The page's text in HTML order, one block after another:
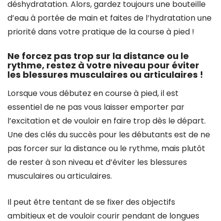
déshydratation. Alors, gardez toujours une bouteille
d’eau à portée de main et faites de l’hydratation une
priorité dans votre pratique de la course à pied !
Ne forcez pas trop sur la distance ou le
rythme, restez à votre niveau pour éviter
les blessures musculaires ou articulaires !
Lorsque vous débutez en course à pied, il est
essentiel de ne pas vous laisser emporter par
l’excitation et de vouloir en faire trop dès le départ.
Une des clés du succès pour les débutants est de ne
pas forcer sur la distance ou le rythme, mais plutôt
de rester à son niveau et d’éviter les blessures
musculaires ou articulaires.
Il peut être tentant de se fixer des objectifs
ambitieux et de vouloir courir pendant de longues